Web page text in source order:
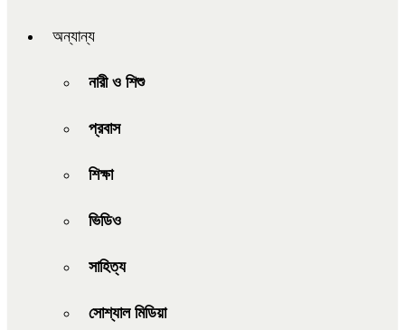
অন্যান্য
নারী ও শিশু
প্রবাস
শিক্ষা
ভিডিও
সাহিত্য
সোশ্যাল মিডিয়া